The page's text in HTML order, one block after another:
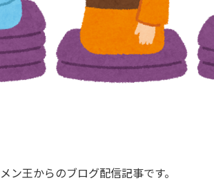
ン王からのブログ配信記事です。